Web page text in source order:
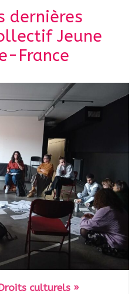
dernières
Jeune
France
culturels »